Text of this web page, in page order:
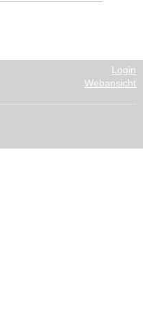
Login
Webansicht